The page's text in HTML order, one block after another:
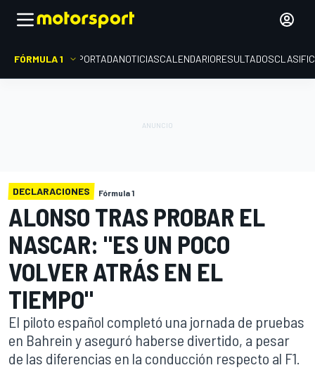
FÓRMULA 1 PORTADANOTICIASCALENDARIORESULTADOS
DECLARACIONES Fórmula 1
ALONSO TRAS PROBAR EL
NASCAR: "ES UN POCO
VOLVER ATRÁS EN EL
TIEMPO"
El piloto español completó una jornada de pruebas
en Bahrein y aseguró haberse divertido, a pesar
de las diferencias en la conducción respecto al F1.